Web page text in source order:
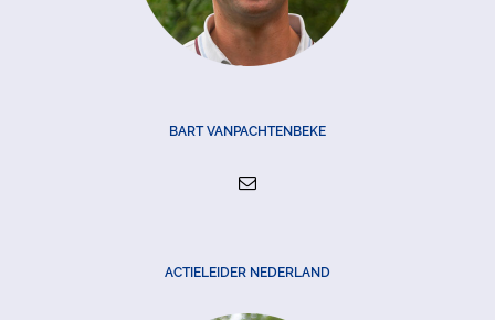
BART VANPACHTENBEKE
ACTIELEIDER NEDERLAND